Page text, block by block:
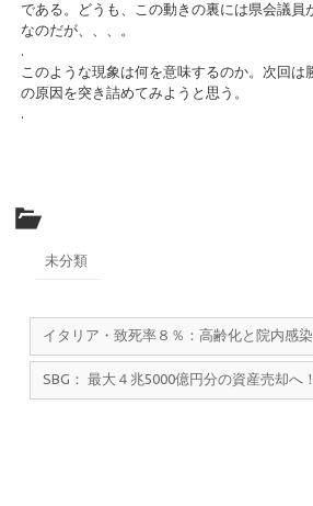
である。どうも、この動きの裏には県会議員
なのだが、、、。
.
このような現象は何を意味するのか。次回は
の原因を突き詰めてみようと思う。
.
未分類
イタリア・致死率８％：高齢化と院内感染
SBG： 最大４兆5000億円分の資産売却へ！